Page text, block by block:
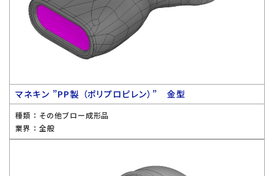
マネキン ”PP製 （ポリプロピレン）” 金型
種類 ： その他ブロー成形品
業界 ： 全般